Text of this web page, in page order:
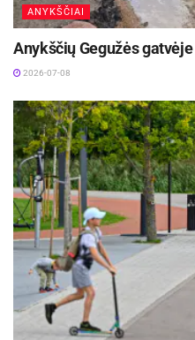
ANYKŠČIAI
Anykščių Gegužės
2026-07-08